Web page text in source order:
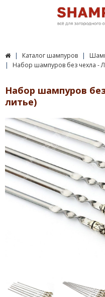
Каталог шампуров
Набор шампуров без чехла -
Набор шампуров
литье)